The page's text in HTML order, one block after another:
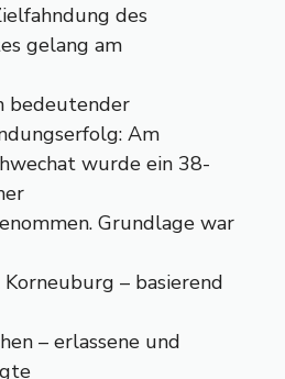
des
gelang am
bedeutender
Am
wurde ein 38-
Grundlage war
– basierend
– erlassene und